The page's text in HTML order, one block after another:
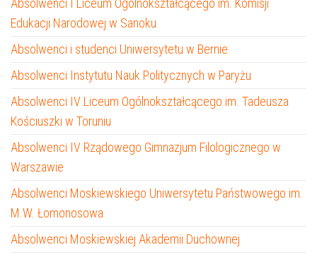
Absolwenci I Liceum Ogólnokształcącego im. Komisji
Edukacji Narodowej w Sanoku
Absolwenci i studenci Uniwersytetu w Bernie
Absolwenci Instytutu Nauk Politycznych w Paryżu
Absolwenci IV Liceum Ogólnokształcącego im. Tadeusza
Kościuszki w Toruniu
Absolwenci IV Rządowego Gimnazjum Filologicznego w
Warszawie
Absolwenci Moskiewskiego Uniwersytetu Państwowego im.
M.W. Łomonosowa
Absolwenci Moskiewskiej Akademii Duchownej